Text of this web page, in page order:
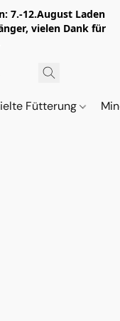
7.-12.August Laden
vielen Dank für
Fütterung